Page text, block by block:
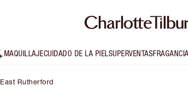
MAQUILLAJECUIDADO DE LA PIELSUPERVENTASFRAGANCIA
East Rutherford